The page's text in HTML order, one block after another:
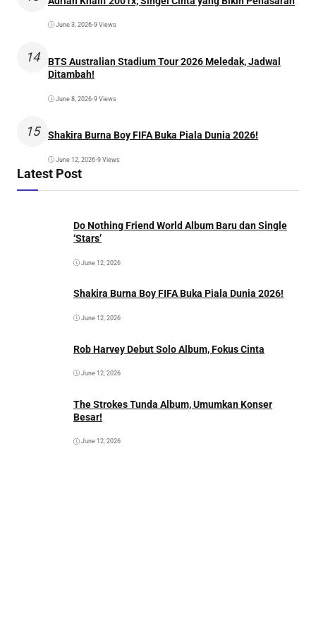
June 3, 2026•9 Views
14
BTS Australian Stadium Tour 2026 Meledak, Jadwal
Ditambah!
June 8, 2026•9 Views
15 Shakira Burna Boy FIFA Buka Piala Dunia 2026!
June 12, 2026•9 Views
Latest Post
Do Nothing Friend World Album Baru dan Single
‘Stars’
June 12, 2026
Shakira Burna Boy FIFA Buka Piala Dunia 2026!
June 12, 2026
Rob Harvey Debut Solo Album, Fokus Cinta
June 12, 2026
The Strokes Tunda Album, Umumkan Konser
Besar!
June 12, 2026